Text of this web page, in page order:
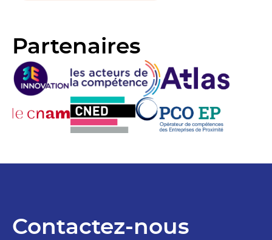
Partenaires
Contactez-nous